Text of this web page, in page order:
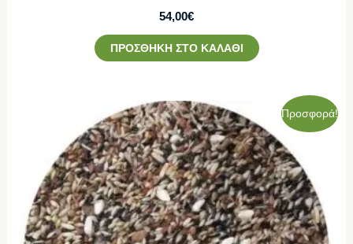
54,00€
ΠΡΟΣΘΉΚΗ ΣΤΟ ΚΑΛΆΘΙ
Προσφορά!
Original
price
was:
53,50€.
Η
τρέχουσα
τιμή
είναι:
48,00€.